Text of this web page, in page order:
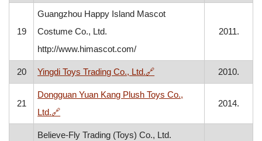
19
Guangzhou Happy Island Mascot
Costume Co., Ltd.
http://www.himascot.com/
2011.
20 Yingdi Toys Trading Co., Ltd.🔗, otvara se u novom prozoru
2010.
21
Dongguan Yuan Kang Plush Toys Co.,
Ltd.🔗, otvara se u novom prozoru
2014.
Believe-Fly Trading (Toys) Co., Ltd.